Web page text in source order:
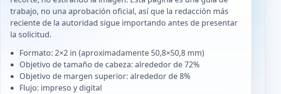
trabajo, no una aprobación oficial, así que la redacción más
reciente de la autoridad sigue importando antes de presentar
la solicitud.
Formato: 2×2 in (aproximadamente 50,8×50,8 mm)
Objetivo de tamaño de cabeza: alrededor de 72%
Objetivo de margen superior: alrededor de 8%
Flujo: impreso y digital